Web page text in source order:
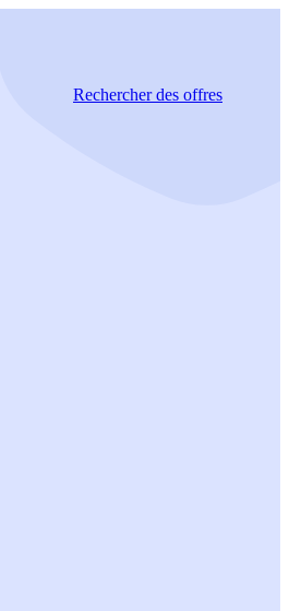
Rechercherdes offres